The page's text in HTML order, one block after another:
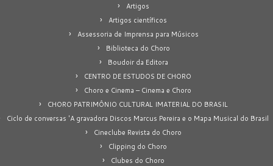
Artigos
Artigos científicos
Assessoria de Imprensa para Músicos
Biblioteca do Choro
Boudoir da Editora
CENTRO DE ESTUDOS DE CHORO
Choro e Cinema – Cinema e Choro
CHORO PATRIMÔNIO CULTURAL IMATERIAL DO BRASIL
Ciclo de conversas 'A gravadora Discos Marcus Pereira e o Mapa Musical do Brasil
Cineclube Revista do Choro
Clipping do Choro
Clubes do Choro